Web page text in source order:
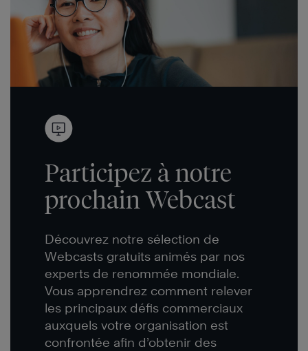
Participez à notre
prochain Webcast
Découvrez notre sélection de
Webcasts gratuits animés par nos
experts de renommée mondiale.
Vous apprendrez comment relever
les principaux défis commerciaux
auxquels votre organisation est
confrontée afin d’obtenir des